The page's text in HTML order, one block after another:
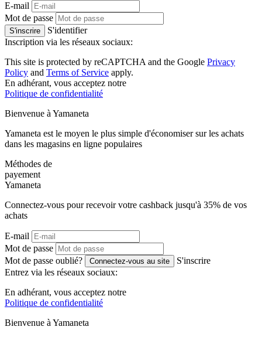
E-mail
Mot de passe
S'inscrire
S'identifier
Inscription via les réseaux sociaux:
This site is protected by reCAPTCHA and the Google Privacy
Policy and Terms of Service apply.
En adhérant, vous acceptez notre
Politique de confidentialité
Bienvenue à Yamaneta
Yamaneta est le moyen le plus simple d'économiser sur les achats
dans les magasins en ligne populaires
Méthodes de
payement
Yamaneta
Connectez-vous pour recevoir votre cashback jusqu'à 35% de vos
achats
E-mail
Mot de passe
Mot de passe oublié?
Connectez-vous au site
S'inscrire
Entrez via les réseaux sociaux:
En adhérant, vous acceptez notre
Politique de confidentialité
Bienvenue à Yamaneta